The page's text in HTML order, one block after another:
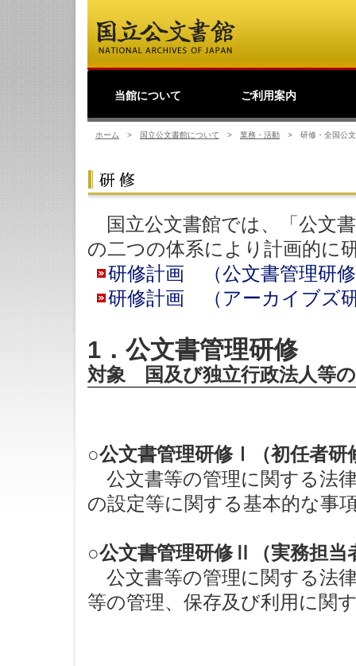
当館について
館長挨拶
事業理念
公文書館概要
業務・活動
過去の業務・活動
歴史公文書等の移管か
ら利用まで
館主催見学会
調査研究
研修・全国公文書館会
議
国際交流
アーキビストの認証
採用情報
国立公文書館紹介映像
ご寄附のお願い
アクセス
ご利用案内
開館情報
資料の探し方について
来館して利用する方へ
つ
の
利
原
来館せずに利用する方
へ
お問い合わせ・ご要望
よくあるご質問
ショップ
友の会
デ
（
日
ホーム > 国立公文書館について > 業務・活動 > 研修・全国公
国立公文書館では、「公文
の二つの体系により計画的に
研修計画 （公文書管理研
研修計画 （アーカイブズ
1．公文書管理研修
対象 国及び独立行政法人等
○公文書管理研修Ⅰ（初任者研
公文書等の管理に関する法
の設定等に関する基本的な事
○公文書管理研修Ⅱ（実務担当
公文書等の管理に関する法
等の管理、保存及び利用に関